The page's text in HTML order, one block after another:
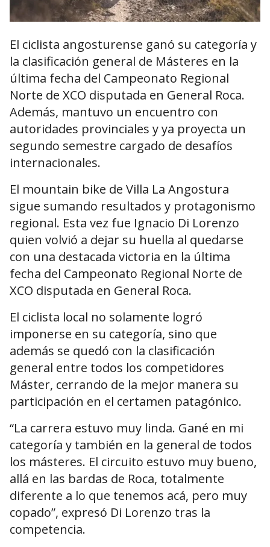
El ciclista angosturense ganó su categoría y
la clasificación general de Másteres en la
última fecha del Campeonato Regional
Norte de XCO disputada en General Roca.
Además, mantuvo un encuentro con
autoridades provinciales y ya proyecta un
segundo semestre cargado de desafíos
internacionales.
El mountain bike de Villa La Angostura
sigue sumando resultados y protagonismo
regional. Esta vez fue Ignacio Di Lorenzo
quien volvió a dejar su huella al quedarse
con una destacada victoria en la última
fecha del Campeonato Regional Norte de
XCO disputada en General Roca.
El ciclista local no solamente logró
imponerse en su categoría, sino que
además se quedó con la clasificación
general entre todos los competidores
Máster, cerrando de la mejor manera su
participación en el certamen patagónico.
“La carrera estuvo muy linda. Gané en mi
categoría y también en la general de todos
los másteres. El circuito estuvo muy bueno,
allá en las bardas de Roca, totalmente
diferente a lo que tenemos acá, pero muy
copado”, expresó Di Lorenzo tras la
competencia.